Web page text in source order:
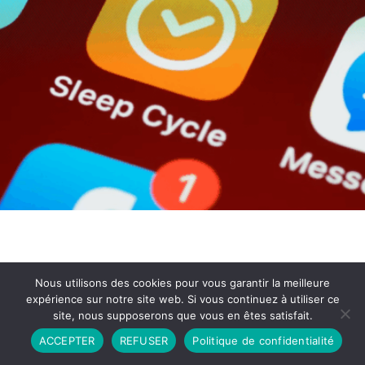
Partenariat Contact
Politique de Confidentialité
CGU
Copyright © 2026 - Propulsé par DIEUDUDIABLE
Nous utilisons des cookies pour vous garantir la meilleure
expérience sur notre site web. Si vous continuez à utiliser ce
site, nous supposerons que vous en êtes satisfait.
ACCEPTER
REFUSER Politique de confidentialité